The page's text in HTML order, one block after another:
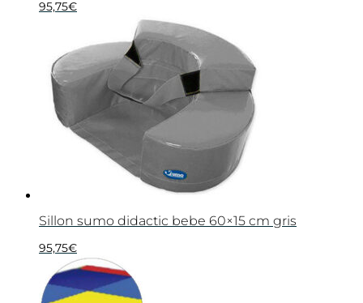
95,75€
Sillon sumo didactic bebe 60×15 cm gris
95,75€